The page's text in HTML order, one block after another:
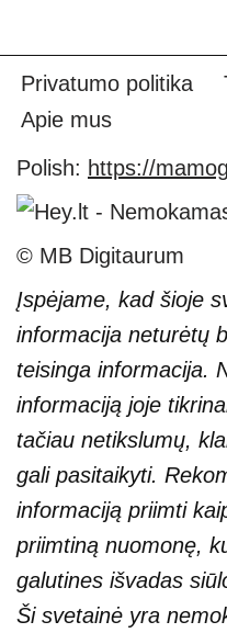
Privatumo politika
Apie mus
Polish: https://
© MB Digitaurum
Įspėjame, kad šioje
informacija neturėtų
teisinga informacija.
informaciją joje
tačiau netikslumų,
gali pasitaikyti.
informaciją priimti
priimtiną nuomonę,
galutines išvadas
Ši svetainė yra